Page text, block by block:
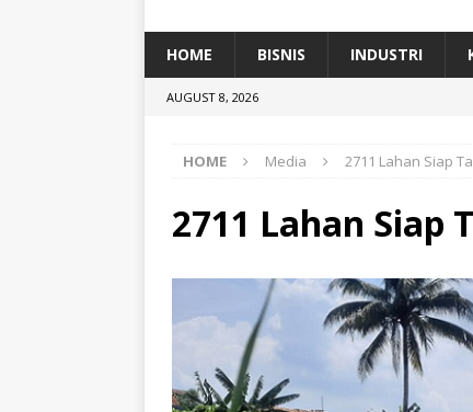
[ July 11, 2026 ] Dari Limbah ke
HOME BISNIS INDUSTRI
AUGUST 8, 2026
HOME Media 2711 Lahan Siap
2711 Lahan Siap